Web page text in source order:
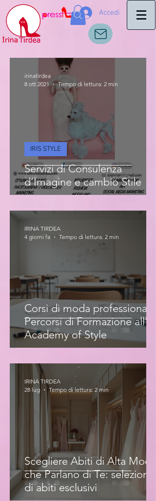
Accedi
Servizi di Consulenza
d’Imagine e cambio Stile
IRIS STYLE
irinatirdea
8 ott 2021
Tempo di lettura: 2 min
Corsi di moda professionale:
Percorsi di Formazione all'Iris
Academy of Style
IRINA TIRDEA
4 giorni fa
Tempo di lettura: 2 min
Scegliere Abiti di Alta Moda
che Parlano di Te: selezione
di abiti esclusivi
IRINA TIRDEA
28 lug
Tempo di lettura: 2 min